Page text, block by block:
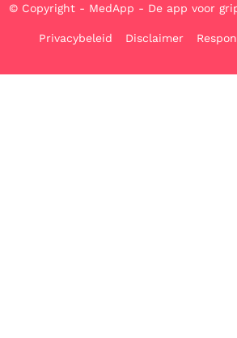
© Copyright - MedApp - De app voor
Privacybeleid Disclaimer